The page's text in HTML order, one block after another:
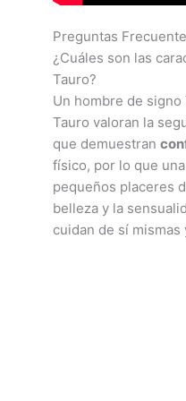
Preguntas
¿Cuáles son las
Tauro?
Un hombre de
Tauro valoran la
que demuestran
físico, por lo que
pequeños placeres
belleza y la
cuidan de sí